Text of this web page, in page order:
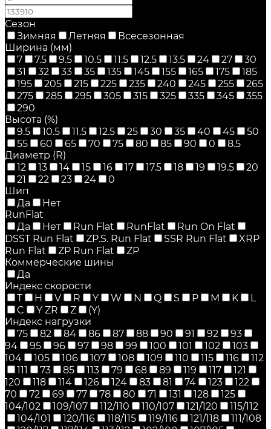
Сезон
Зимняя
Летняя
Всесезонная
Ширина (мм)
7
7.5 9.5 10.5 11.5 12.5 13.5 24 27
30
31
32 33 35 135 145 155 165 175
185
195
205 215 225 235 240 245 255
265
275
285 295 305 315 325 335 345
355
290
Высота (%)
9.5
10.5 11.5 12.5 25 30 35 40 45
50
55
60 65 70 75 80 85 90 0
8.5
Диаметр (R)
12
13 14 15 16 17 17.5 18 19 19.5
20
21
22 23 24
0
Шип
Да
Нет
RunFlat
Да
Нет Run Flat RunFlat
Run On Flat
DSST Run Flat
ZP.S. Run Flat SSR Run Flat
XRP
Run Flat
ZP Run Flat
ZP
Коммерческие шины
Да
Индекс скорости
T
H V R Y W N Q S P M K
L
C
Y ZR Z
(Y)
Индекс нагрузки
75
82 84 86 87 88 90 91 92
93
94
95 96 97 98 99 100 101 102
103
104
105 106 107 108 109 110 115 116
112
111
73 85 113 79 68 89 119 117
121
120
118 114 126 124 83 81 74 123
122
70
72 69 77 78 80 71 131 128
125
104/102
109/107 112/110 110/107 121/120
115/112
104/101
120/116 118/115 119/116 121/118
111/108